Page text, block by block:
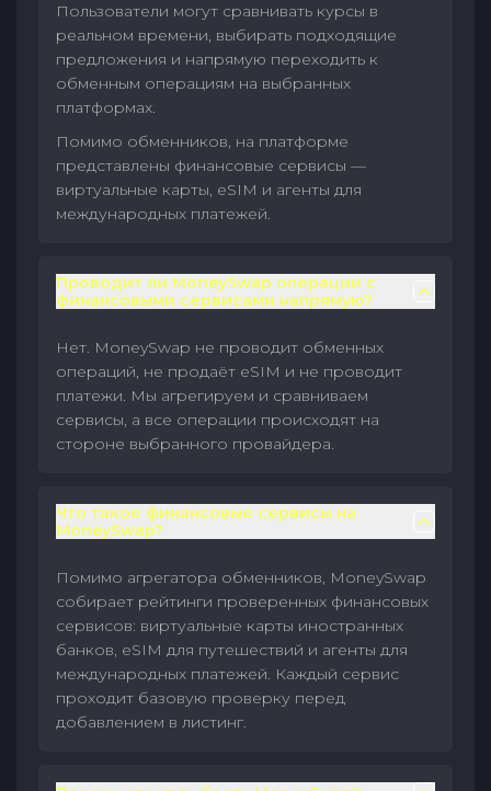
Пользователи могут сравнивать курсы в
реальном времени, выбирать подходящие
предложения и напрямую переходить к
обменным операциям на выбранных
платформах.
Помимо обменников, на платформе
представлены финансовые сервисы —
виртуальные карты, eSIM и агенты для
международных платежей.
Проводит ли MoneySwap операции с
финансовыми сервисами напрямую?
Нет. MoneySwap не проводит обменных
операций, не продаёт eSIM и не проводит
платежи. Мы агрегируем и сравниваем
сервисы, а все операции происходят на
стороне выбранного провайдера.
Что такое финансовые сервисы на
MoneySwap?
Помимо агрегатора обменников, MoneySwap
собирает рейтинги проверенных финансовых
сервисов: виртуальные карты иностранных
банков, eSIM для путешествий и агенты для
международных платежей. Каждый сервис
проходит базовую проверку перед
добавлением в листинг.